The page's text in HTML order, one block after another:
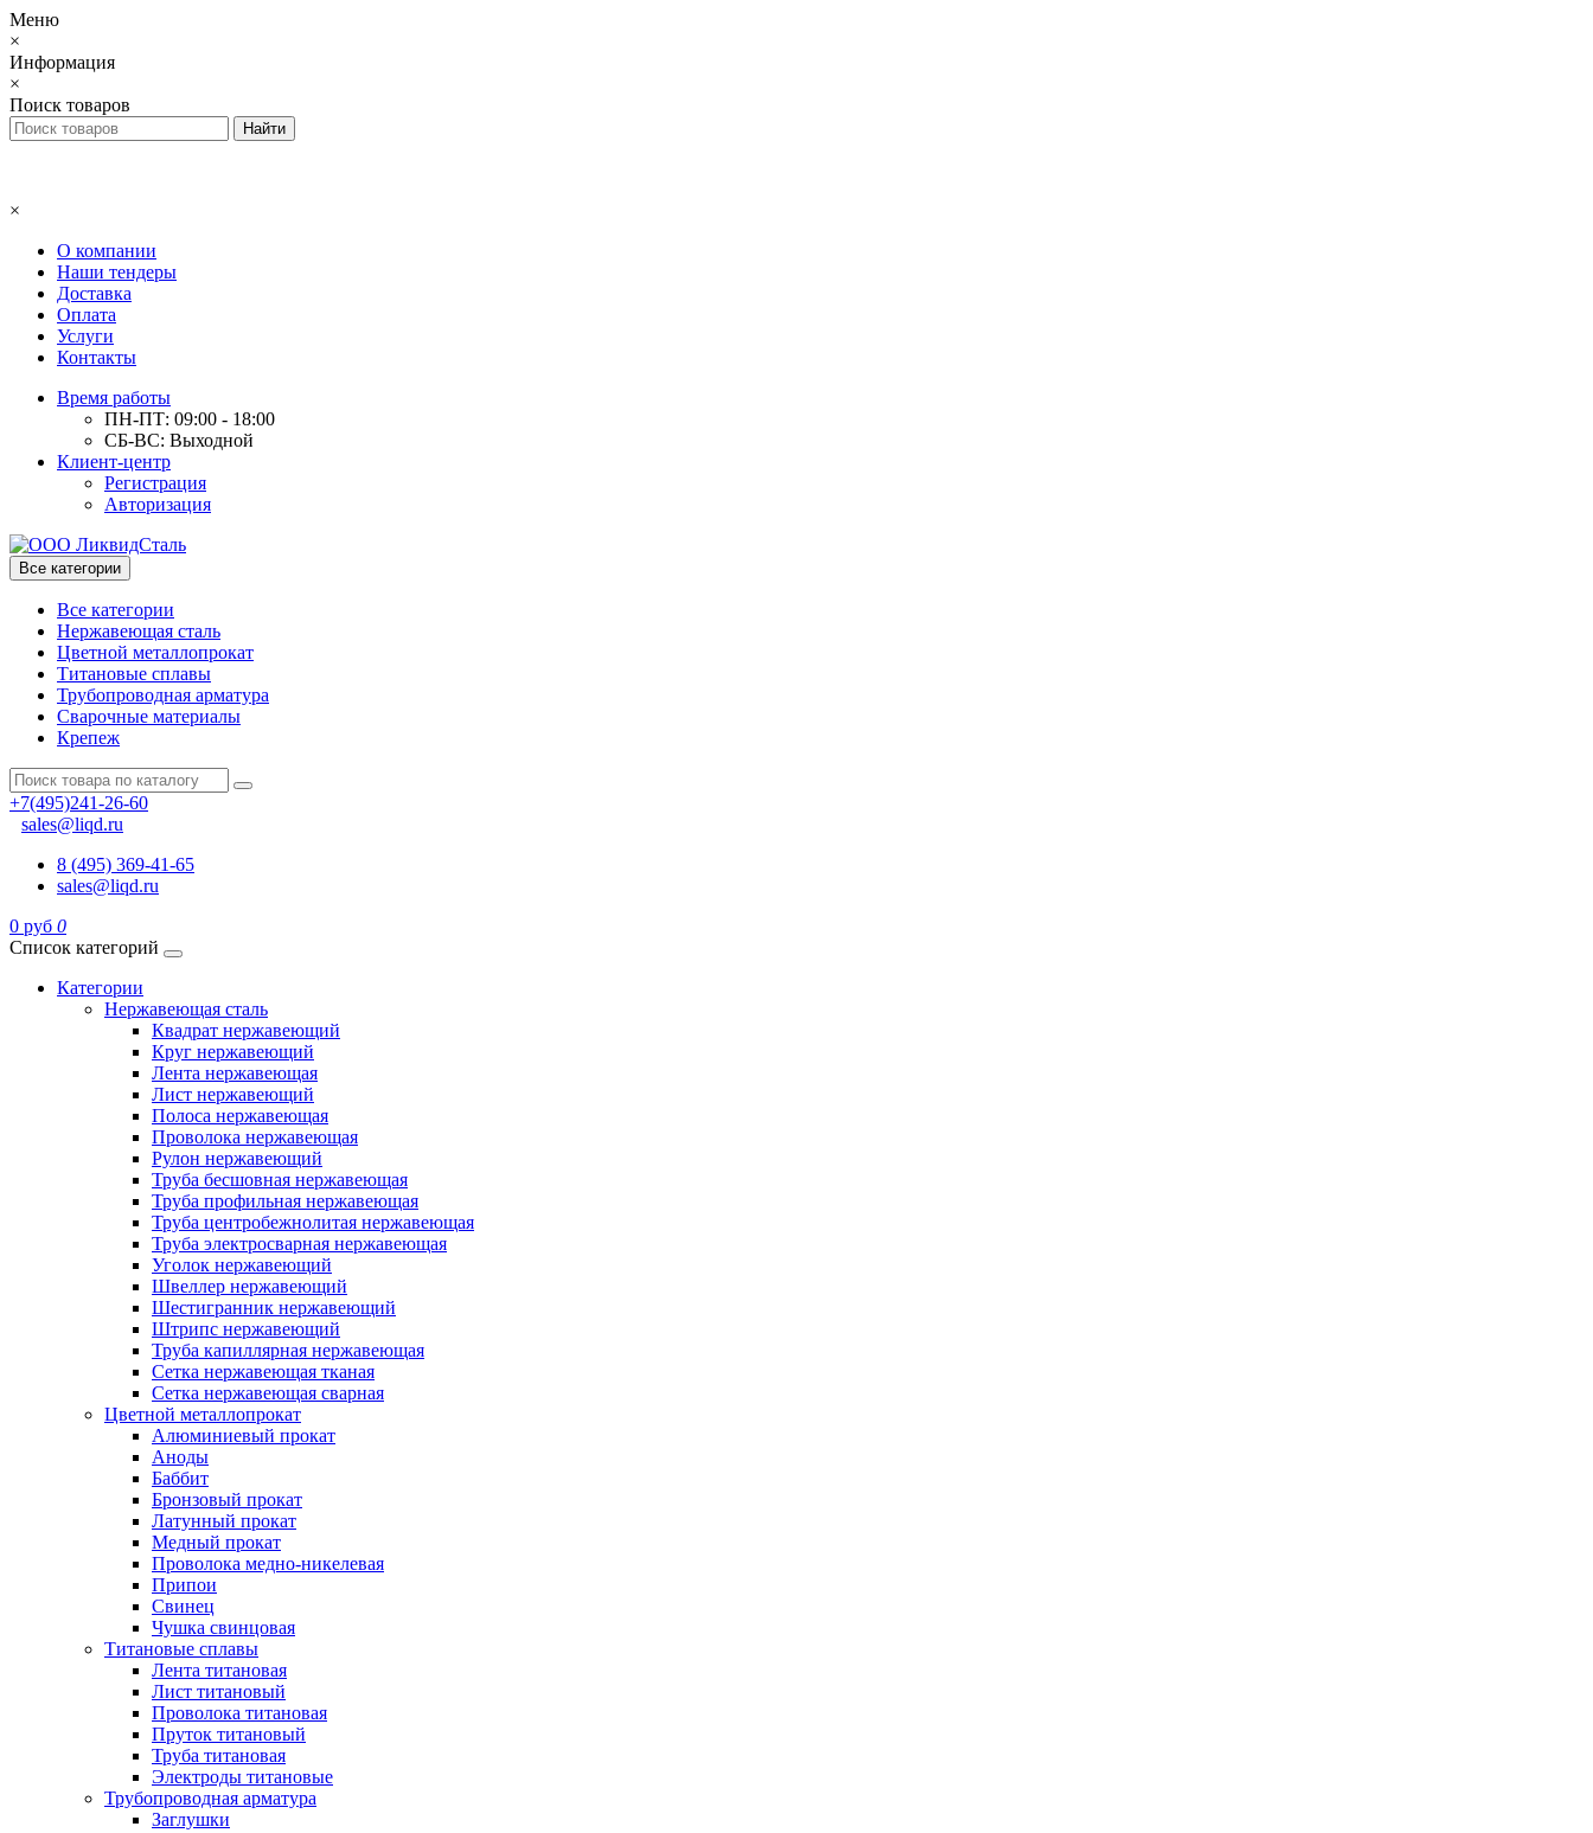
Меню
×
Информация
×
Поиск товаров
×
О компании
Наши тендеры
Доставка
Оплата
Услуги
Контакты
Время работы
ПН-ПТ: 09:00 - 18:00
СБ-ВС: Выходной
Клиент-центр
Регистрация
Авторизация
Все категории
Все категории
Нержавеющая сталь
Цветной металлопрокат
Титановые сплавы
Трубопроводная арматура
Сварочные материалы
Крепеж
+7(495)241-26-60
sales@liqd.ru
8 (495) 369-41-65
sales@liqd.ru
0 руб 0
Список категорий
Категории
Нержавеющая сталь
Квадрат нержавеющий
Круг нержавеющий
Лента нержавеющая
Лист нержавеющий
Полоса нержавеющая
Проволока нержавеющая
Рулон нержавеющий
Труба бесшовная нержавеющая
Труба профильная нержавеющая
Труба центробежнолитая нержавеющая
Труба электросварная нержавеющая
Уголок нержавеющий
Швеллер нержавеющий
Шестигранник нержавеющий
Штрипс нержавеющий
Труба капиллярная нержавеющая
Сетка нержавеющая тканая
Сетка нержавеющая сварная
Цветной металлопрокат
Алюминиевый прокат
Аноды
Баббит
Бронзовый прокат
Латунный прокат
Медный прокат
Проволока медно-никелевая
Припои
Свинец
Чушка свинцовая
Титановые сплавы
Лента титановая
Лист титановый
Проволока титановая
Пруток титановый
Труба титановая
Электроды титановые
Трубопроводная арматура
Заглушки